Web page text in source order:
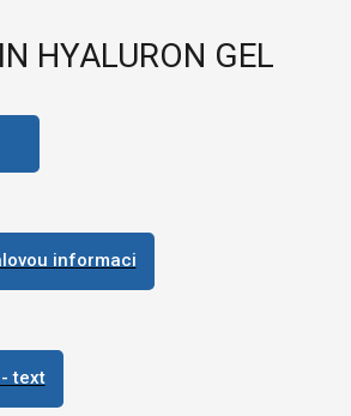
HYALURON GEL
informaci
text